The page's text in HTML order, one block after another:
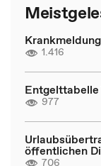
1.416
977
öffentlichen
706